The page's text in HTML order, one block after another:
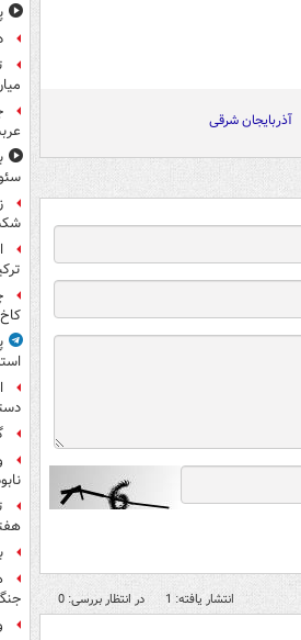
آذربایجان شرقی
انتشار یافته: 1 در انتظار بررسی: 0